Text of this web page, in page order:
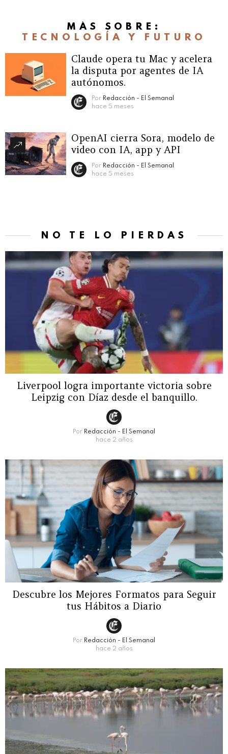
MÁS SOBRE:
TECNOLOGÍA Y FUTURO
Claude opera tu Mac y acelera
la disputa por agentes de IA
autónomos.
Por Redacción - El Semanal
hace 5 meses
OpenAI cierra Sora, modelo de
video con IA, app y API
Por Redacción - El Semanal
hace 5 meses
NO TE LO PIERDAS
Liverpool logra importante victoria sobre
Leipzig con Díaz desde el banquillo.
Por Redacción - El Semanal
hace 2 años
Descubre los Mejores Formatos para Seguir
tus Hábitos a Diario
Por Redacción - El Semanal
hace 2 años